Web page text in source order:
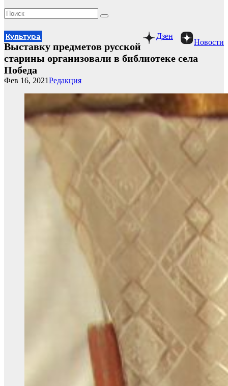
Новости
Дзен
Культура
Выставку предметов русской
старины организовали в библиотеке села
Победа
Редакция
Фев 16, 2021